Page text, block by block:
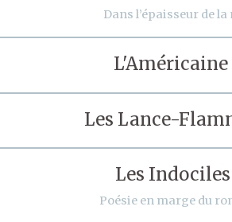
Dans l’épaisseur de
L'Américaine
Les Lance-
Les Indociles
Poésie en marge du